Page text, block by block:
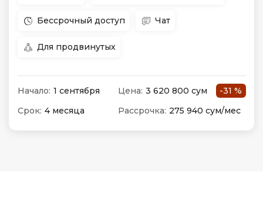
Бессрочный доступ Чат
Для продвинутых
Начало: 1 сентября Цена: 3 620 800 сум
-31 %
Срок: 4 месяца Рассрочка: 275 940 сум/мес